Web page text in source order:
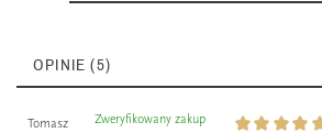
OPINIE (5)
Tomasz Zweryfikowany zakup